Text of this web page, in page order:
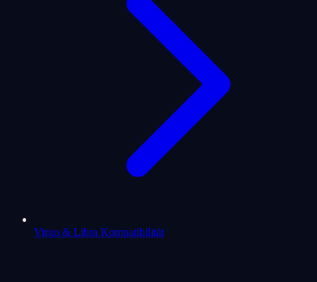
Virgo & Libra Kompatibilität